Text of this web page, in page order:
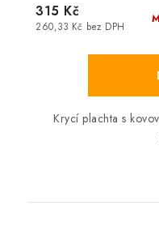
260,33 Kč bez DPH
315 Kč
Krycí plachta s